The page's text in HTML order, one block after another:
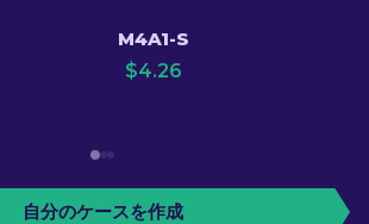
M4A1-S
$4.26
自分のケースを作成